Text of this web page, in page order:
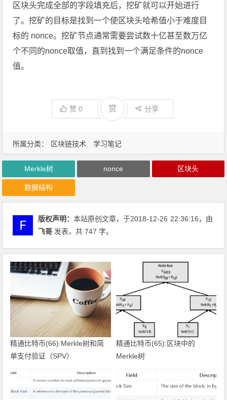
所属分类： 区块链技术 学习笔记
​区块头完成全部的字段填充后，挖矿就可以开始进行
了。挖矿的目标是找到一个使区块头哈希值小于难度目
标的 nonce。挖矿节点通常需要尝试数十亿甚至数万亿
个不同的nonce取值，直到找到一个满足条件的nonce
值。
赞0 赏 分享
Merkle树 nonce 区块头
数据结构
版权声明：本站原创文章，于2018-12-26 22:36:16，由
飞哥 发表，共 747 字。
精通比特币(66):Merkle树和简
单支付验证（SPV）
精通比特币(65):区块中的
Merkle树